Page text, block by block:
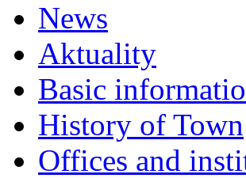
News
Aktuality
Basic
History of Town
Offices and